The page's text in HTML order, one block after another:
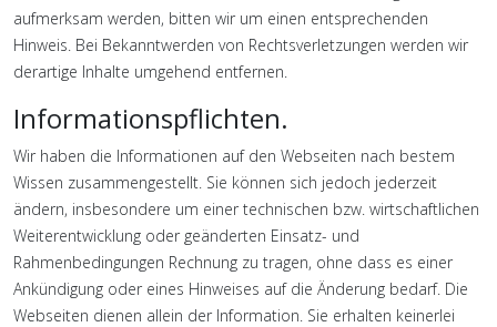
aufmerksam werden, bitten wir um einen entsprechenden
Hinweis. Bei Bekanntwerden von Rechtsverletzungen werden wir
derartige Inhalte umgehend entfernen.
Informationspflichten.
Wir haben die Informationen auf den Webseiten nach bestem
Wissen zusammengestellt. Sie können sich jedoch jederzeit
ändern, insbesondere um einer technischen bzw. wirtschaftlichen
Weiterentwicklung oder geänderten Einsatz- und
Rahmenbedingungen Rechnung zu tragen, ohne dass es einer
Ankündigung oder eines Hinweises auf die Änderung bedarf. Die
Webseiten dienen allein der Information. Sie erhalten keinerlei